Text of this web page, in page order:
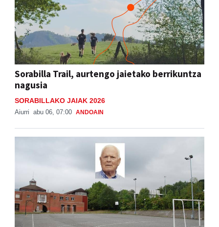
Sorabilla Trail, aurtengo jaietako berrikuntza
nagusia
SORABILLAKO JAIAK 2026
Aiurri abu 06, 07:00 ANDOAIN